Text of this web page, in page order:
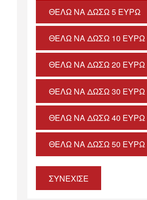
ΘΈΛΩ ΝΑ ΔΏΣΩ 5 ΕΥΡΏ
ΘΈΛΩ ΝΑ ΔΏΣΩ 10 ΕΥΡΏ
ΘΈΛΩ ΝΑ ΔΏΣΩ 20 ΕΥΡΏ
ΘΈΛΩ ΝΑ ΔΏΣΩ 30 ΕΥΡΏ
ΘΈΛΩ ΝΑ ΔΏΣΩ 40 ΕΥΡΏ
ΘΈΛΩ ΝΑ ΔΏΣΩ 50 ΕΥΡΏ
ΣΥΝΕΧΙΣΕ